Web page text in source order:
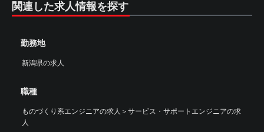
関連した求人情報を探す
勤務地
新潟県の求人
職種
ものづくり系エンジニアの求人 ＞ サービス・サポートエンジニアの求
人